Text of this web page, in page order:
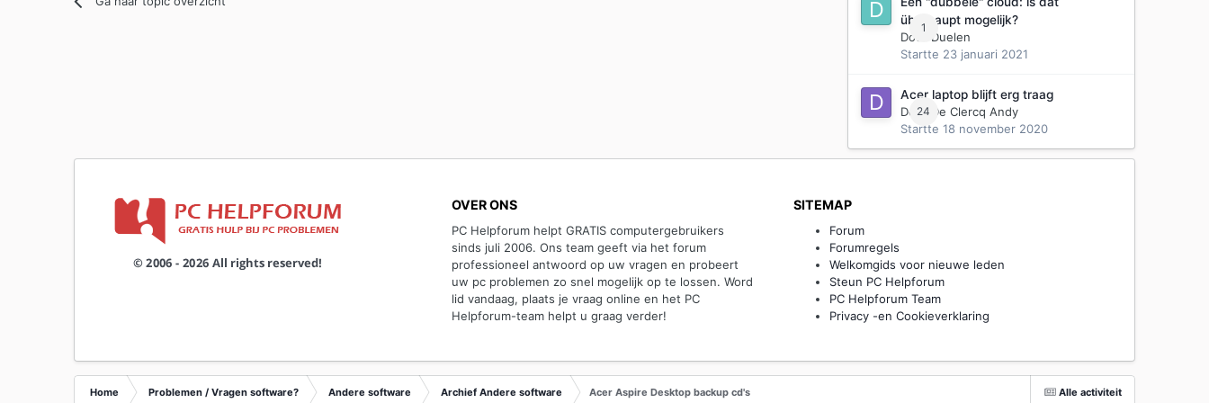
1
überhaupt mogelijk?
Door Duelen
Startte 23 januari 2021
24
Acer laptop blijft erg traag
Door De Clercq Andy
Startte 18 november 2020
OVER ONS
PC Helpforum helpt GRATIS computergebruikers
sinds juli 2006. Ons team geeft via het forum
professioneel antwoord op uw vragen en probeert
uw pc problemen zo snel mogelijk op te lossen. Word
lid vandaag, plaats je vraag online en het PC
Helpforum-team helpt u graag verder!
SITEMAP
Forum
Forumregels
Welkomgids voor nieuwe leden
Steun PC Helpforum
PC Helpforum Team
Privacy -en Cookieverklaring
Alle activiteit
Home Problemen / Vragen software? Andere software Archief Andere software Acer Aspire Desktop backup cd's